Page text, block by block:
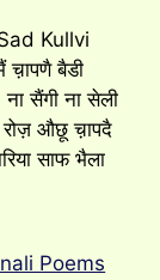
Kullvi
बैडी
ना सैंगी ना सेली
रोज़ औछू च़ापदै
साफ भैला
Poems